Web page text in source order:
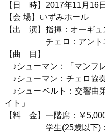
【日 時】 2017年11 月 16日
【会 場】いずみホール
【出 演】指揮：オーギュ
チェロ：アントニ
【曲 目】
♪シューマン：「マンフ
♪シューマン：チェロ協
♪シューベルト：交響曲
イト」
【料 金】一階席：￥
学生(25歳以下)